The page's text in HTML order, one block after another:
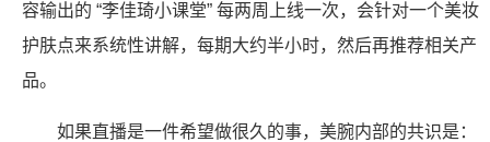
容输出的 “李佳琦小课堂” 每两周上线一次，会针对一个美妆
护肤点来系统性讲解，每期大约半小时，然后再推荐相关产
品。
如果直播是一件希望做很久的事，美腕内部的共识是：